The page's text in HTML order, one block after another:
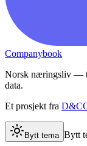
Companybook
Norsk næringsliv —
data.
Et prosjekt fra
Bytt tema Bytt